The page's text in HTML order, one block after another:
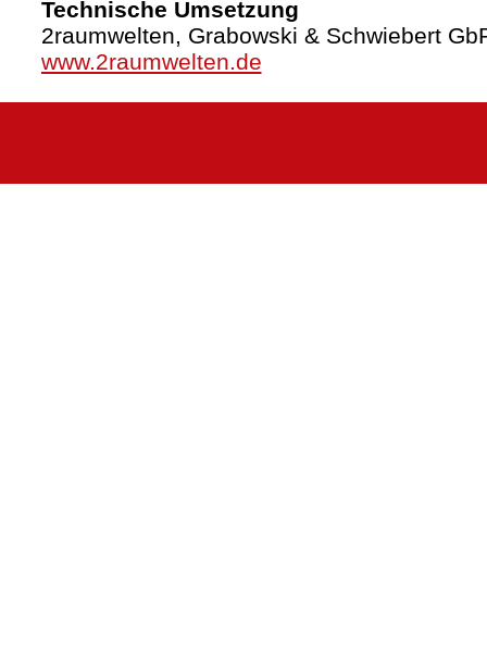
Technische Umsetzung
2raumwelten, Grabowski & Schwiebert
www.2raumwelten.de